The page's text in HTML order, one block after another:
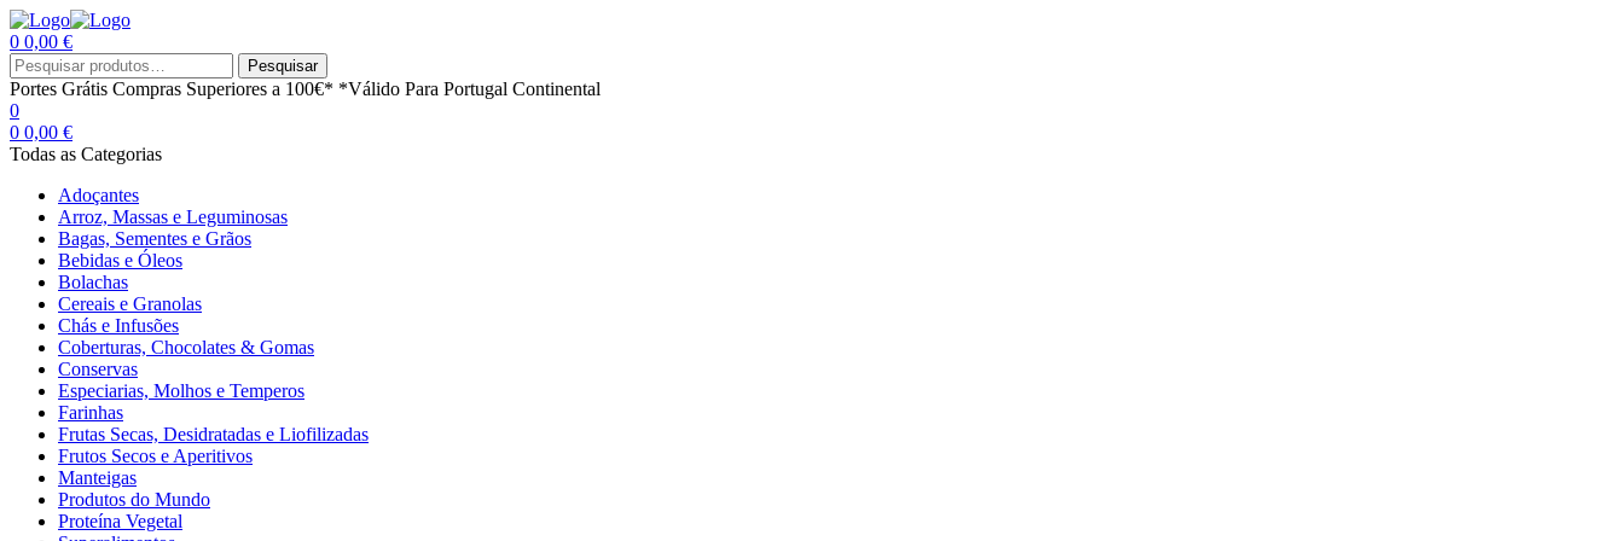
0 0,00 €
Menu
Procurar
por:
Pesquisar
Portes Grátis Compras Superiores a 100€* *Válido Para Portugal Continental
0
0 0,00 €
Todas as Categorias
Adoçantes
Arroz, Massas e Leguminosas
Bagas, Sementes e Grãos
Bebidas e Óleos
Bolachas
Cereais e Granolas
Chás e Infusões
Coberturas, Chocolates & Gomas
Conservas
Especiarias, Molhos e Temperos
Farinhas
Frutas Secas, Desidratadas e Liofilizadas
Frutos Secos e Aperitivos
Manteigas
Produtos do Mundo
Proteína Vegetal